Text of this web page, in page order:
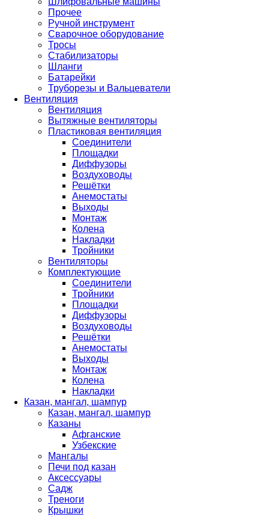
Прочее
Ручной инструмент
Сварочное оборудование
Тросы
Стабилизаторы
Шланги
Батарейки
Труборезы и Вальцеватели
Вентиляция
Вентиляция
Вытяжные вентиляторы
Пластиковая вентиляция
Соединители
Площадки
Диффузоры
Воздуховоды
Решётки
Анемостаты
Выходы
Монтаж
Колена
Накладки
Тройники
Вентиляторы
Комплектующие
Соединители
Тройники
Площадки
Диффузоры
Воздуховоды
Решётки
Анемостаты
Выходы
Монтаж
Колена
Накладки
Казан, мангал, шампур
Казан, мангал, шампур
Казаны
Афганские
Узбекские
Мангалы
Печи под казан
Аксессуары
Садж
Треноги
Крышки